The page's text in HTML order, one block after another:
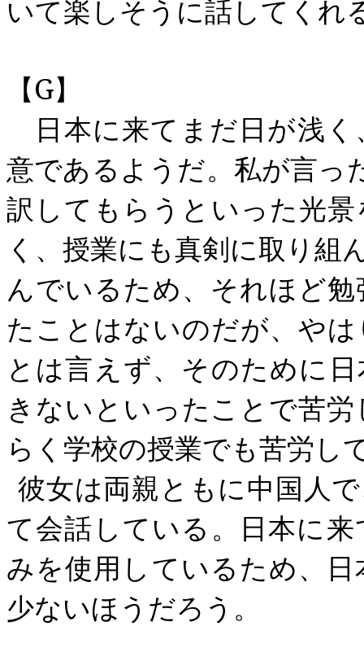
いて楽しそうに話してくれ
【G】
日本に来てまだ日が浅く
意であるようだ。私が言っ
訳してもらうといった光
く、授業にも真剣に取り組
んでいるため、それほど
たことはないのだが、や
とは言えず、そのために
きないといったことで苦
らく学校の授業でも苦労し
彼女は両親ともに中国人
て会話している。日本に
みを使用しているため、
少ないほうだろう。